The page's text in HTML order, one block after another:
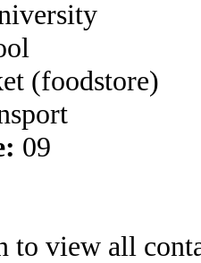
(foodstore)
09
to view all